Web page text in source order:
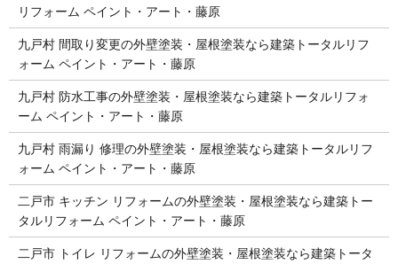
リフォーム ペイント・アート・藤原
九戸村 間取り変更の外壁塗装・屋根塗装なら建築トータルリフ
ォーム ペイント・アート・藤原
九戸村 防水工事の外壁塗装・屋根塗装なら建築トータルリフォ
ーム ペイント・アート・藤原
九戸村 雨漏り 修理の外壁塗装・屋根塗装なら建築トータルリフ
ォーム ペイント・アート・藤原
二戸市 キッチン リフォームの外壁塗装・屋根塗装なら建築トー
タルリフォーム ペイント・アート・藤原
二戸市 トイレ リフォームの外壁塗装・屋根塗装なら建築トータ